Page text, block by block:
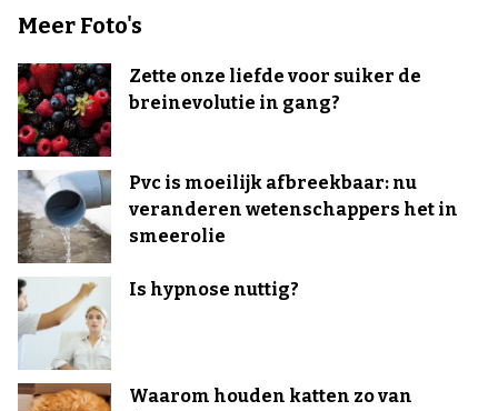
Meer Foto's
Zette onze liefde voor suiker de
breinevolutie in gang?
Pvc is moeilijk afbreekbaar: nu
veranderen wetenschappers het in
smeerolie
Is hypnose nuttig?
Waarom houden katten zo van